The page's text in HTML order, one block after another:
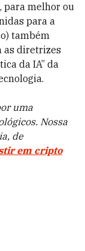
para melhor ou
para a
também
as diretrizes
da IA” da
uma
Nossa
de
em cripto